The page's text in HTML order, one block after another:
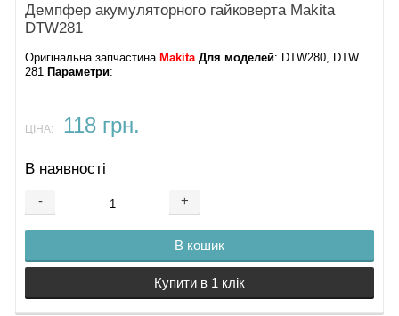
Демпфер акумуляторного гайковерта Makita
DTW281
Оригінальна запчастина Makita Для моделей: DTW280, DTW
281 Параметри:
ЦІНА: 118 грн.
В наявності
- +
В кошик
Купити в 1 клік